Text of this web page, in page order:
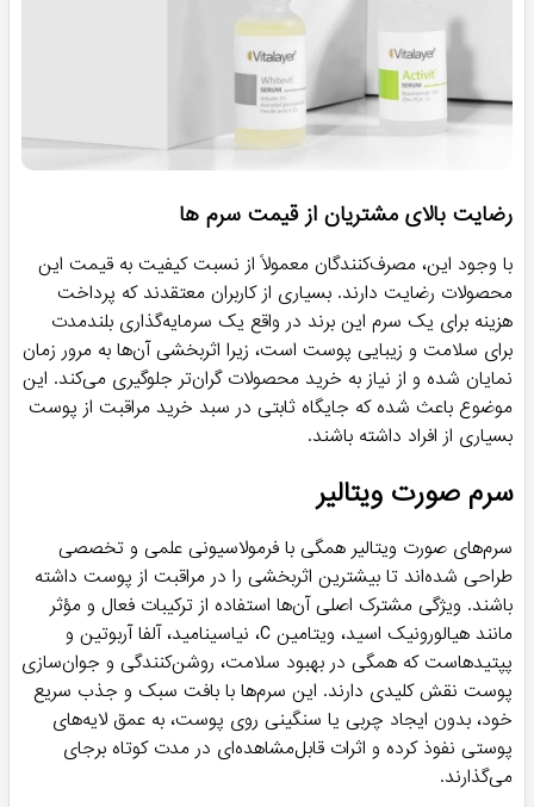
رضایت بالای مشتریان از قیمت سرم ها
با وجود این، مصرف‌کنندگان معمولاً از نسبت کیفیت به قیمت این
محصولات رضایت دارند. بسیاری از کاربران معتقدند که پرداخت
هزینه برای یک سرم این برند در واقع یک سرمایه‌گذاری بلندمدت
برای سلامت و زیبایی پوست است، زیرا اثربخشی آن‌ها به مرور زمان
نمایان شده و از نیاز به خرید محصولات گران‌تر جلوگیری می‌کند. این
موضوع باعث شده که جایگاه ثابتی در سبد خرید مراقبت از پوست
بسیاری از افراد داشته باشند.
سرم صورت ویتالیر
سرم‌های صورت ویتالیر همگی با فرمولاسیونی علمی و تخصصی
طراحی شده‌اند تا بیشترین اثربخشی را در مراقبت از پوست داشته
باشند. ویژگی مشترک اصلی آن‌ها استفاده از ترکیبات فعال و مؤثر
مانند هیالورونیک اسید، ویتامین C، نیاسینامید، آلفا آربوتین و
پپتیدهاست که همگی در بهبود سلامت، روشن‌کنندگی و جوان‌سازی
پوست نقش کلیدی دارند. این سرم‌ها با بافت سبک و جذب سریع
خود، بدون ایجاد چربی یا سنگینی روی پوست، به عمق لایه‌های
پوستی نفوذ کرده و اثرات قابل‌مشاهده‌ای در مدت کوتاه برجای
می‌گذارند.